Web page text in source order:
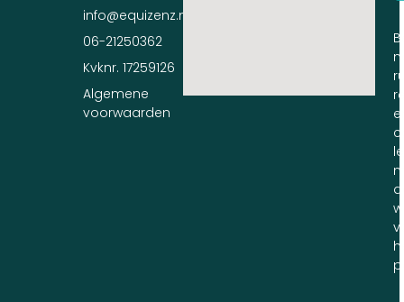
info@equizenz.nl
06-21250362
Kvknr. 17259126
Algemene
voorwaarden